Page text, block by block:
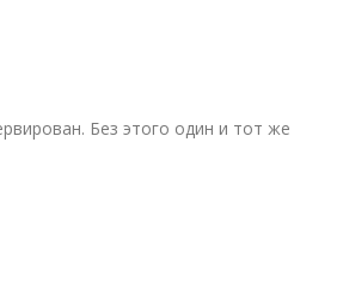
Без этого один и тот же